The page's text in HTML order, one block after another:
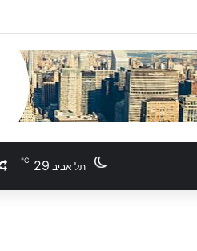
תל אביב 29
℃